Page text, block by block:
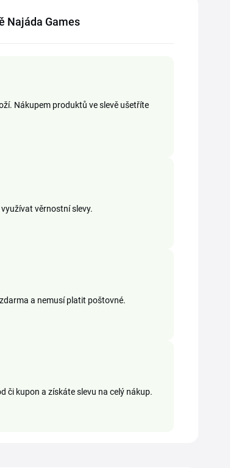
Najáda Games
Nákupem produktů ve slevě ušetříte
věrnostní slevy.
a nemusí platit poštovné.
či kupon a získáte slevu na celý nákup.